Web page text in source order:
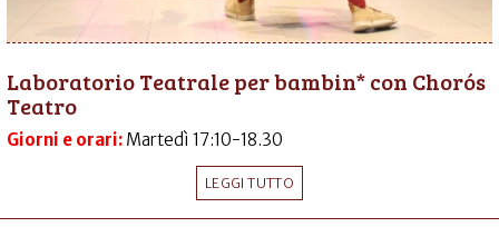
Laboratorio Teatrale per bambin* con Chorós
Teatro
Giorni e orari: Martedì 17:10-18.30
LEGGI TUTTO